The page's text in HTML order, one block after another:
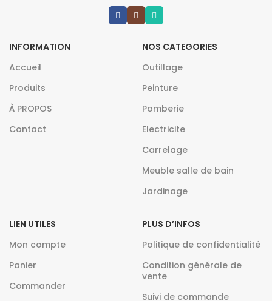
INFORMATION
Accueil
Produits
À PROPOS
Contact
NOS CATEGORIES
Outillage
Peinture
Pomberie
Electricite
Carrelage
Meuble salle de bain
Jardinage
LIEN UTILES
Mon compte
Panier
Commander
PLUS D’INFOS
Politique de confidentialité
Condition générale de
vente
Suivi de commande